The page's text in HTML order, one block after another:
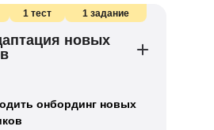
1 тест 1 задание
новых
онбординг новых